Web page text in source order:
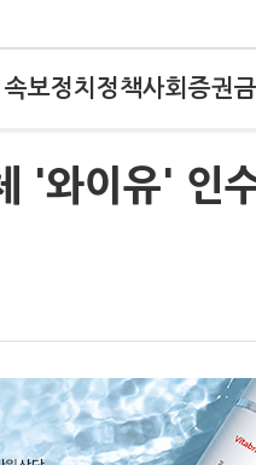
속보정치 정책사회 증권
'와이유' 인